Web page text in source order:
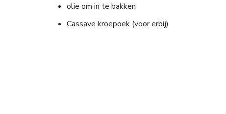
olie om in te bakken
Cassave kroepoek (voor erbij)